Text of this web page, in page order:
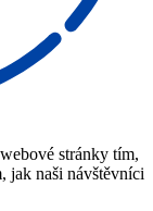
stránky tím,
jak naši návštěvníci